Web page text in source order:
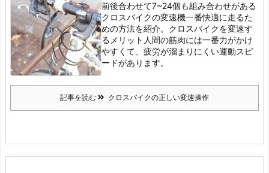
前後合わせて7~24個も組み合わせがある
クロスバイクの変速機一番快適に走るた
めの方法を紹介。 クロスバイクを変速す
るメリット 人間の筋肉には一番力がかけ
やすくて、疲労が溜まりにくい運動スピ
ードがあります。
記事を読む クロスバイクの正しい変速操作